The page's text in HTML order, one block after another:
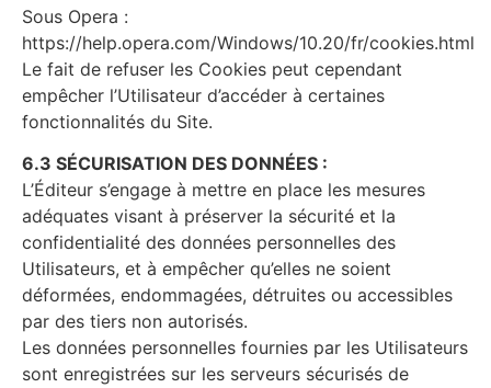
Sous Opera :
https://help.opera.com/Windows/10.20/fr/cookies.html
Le fait de refuser les Cookies peut cependant
empêcher l’Utilisateur d’accéder à certaines
fonctionnalités du Site.
6.3 SÉCURISATION DES DONNÉES :
L’Éditeur s’engage à mettre en place les mesures
adéquates visant à préserver la sécurité et la
confidentialité des données personnelles des
Utilisateurs, et à empêcher qu’elles ne soient
déformées, endommagées, détruites ou accessibles
par des tiers non autorisés.
Les données personnelles fournies par les Utilisateurs
sont enregistrées sur les serveurs sécurisés de